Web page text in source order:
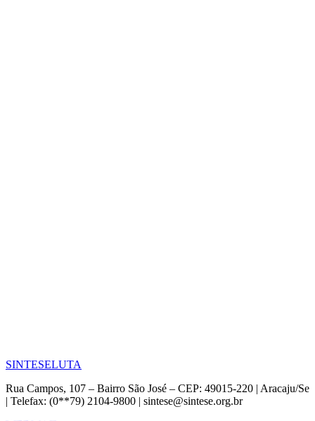
SINTESELUTA
Rua Campos, 107 – Bairro São José – CEP: 49015-220 | Aracaju/Se
| Telefax: (0**79) 2104-9800 | sintese@sintese.org.br